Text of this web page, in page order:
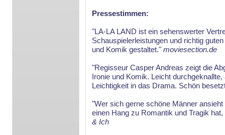
Pressestimmen:
"LA-LA LAND ist ein sehenswerter
Schauspielerleistungen und richtig
und Komik gestaltet." moviesection.de
"Regisseur Casper Andreas zeigt die
Ironie und Komik. Leicht
Leichtigkeit in das Drama. Schön
"Wer sich gerne schöne Männer
einen Hang zu Romantik und Tragik
& Ich